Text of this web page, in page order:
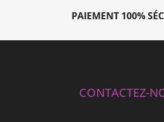
PAIEMENT 100%
CONTACTEZ-